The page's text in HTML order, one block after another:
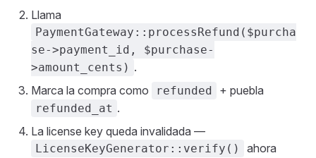
Llama
PaymentGateway::processRefund($purcha
se->payment_id, $purchase-
>amount_cents) .
Marca la compra como
refunded + puebla
refunded_at .
La license key queda invalidada —
LicenseKeyGenerator::verify()
ahora